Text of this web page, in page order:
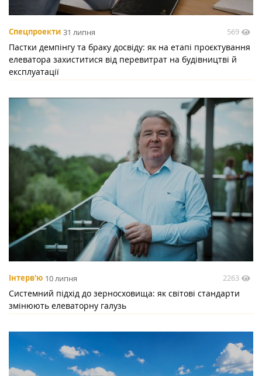
Спецпроекти 31 липня 569
Пастки демпінгу та браку досвіду: як на етапі проєктування
елеватора захиститися від перевитрат на будівництві й
експлуатації
Інтерв'ю 10 липня 2263
Системний підхід до зерносховища: як світові стандарти
змінюють елеваторну галузь